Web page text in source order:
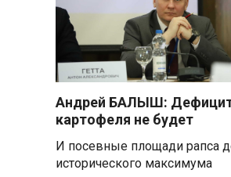
Александр
работе Белкоопсоюза:
так, это жуть»
самых популярных
городов у российских
Минобороны РФ: при
освобождении Анискино
Андрей БАЛЫШ:
картофеля не будет
И посевные площади рапса
исторического максимума